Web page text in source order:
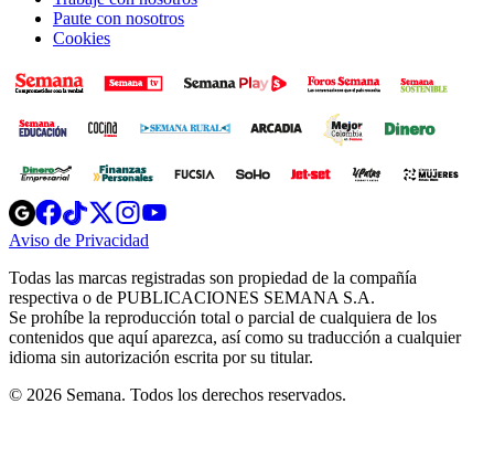
Paute con nosotros
Cookies
Opens
in
new
Opens
in
new
Opens
in
new
window
Opens
new
windowwindow
Aviso de Privacidad
new
window
Todas las marcas registradas son propiedad de la compañía
respectiva o de PUBLICACIONES SEMANA S.A.
Se prohíbe la reproducción total o parcial de cualquiera de los
contenidos que aquí aparezca, así como su traducción a cualquier
idioma sin autorización escrita por su titular.
© 2026 Semana. Todos los derechos reservados.